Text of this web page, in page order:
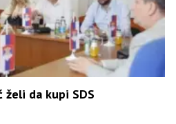
da kupi SDS